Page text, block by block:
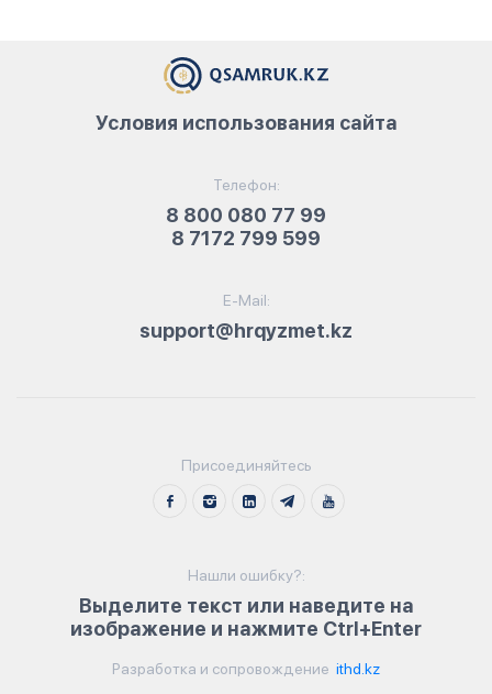
Телефон:
8 800 080 77 99
8 7172 799 599
E-Mail:
support@hrqyzmet.kz
Условия использования сайта
Присоединяйтесь
Нашли ошибку?:
Выделите текст или наведите на
изображение и нажмите Ctrl+Enter
Разработка и сопровождение ithd.kz